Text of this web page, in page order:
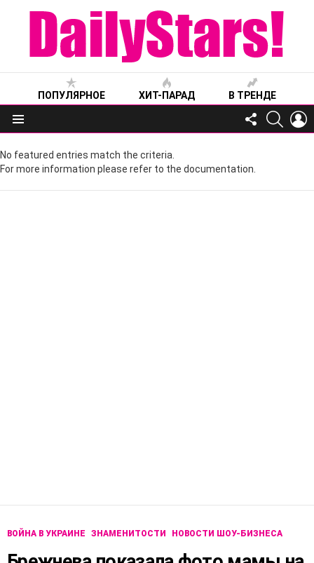
ПОПУЛЯРНОЕ ХИТ-ПАРАД В ТРЕНДЕ
Меню
FOLLOW
US
No featured entries match the criteria.
For more information please refer to the documentation.
ВОЙНА В УКРАИНЕ ЗНАМЕНИТОСТИ НОВОСТИ ШОУ-БИЗНЕСА